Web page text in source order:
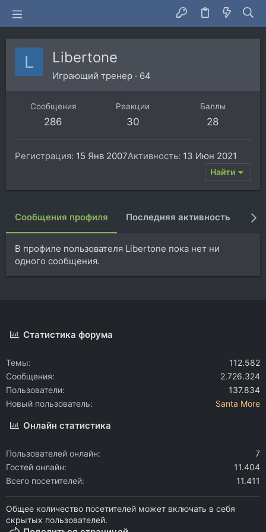
L Libertone
Играющий тренер · 64
Сообщения
286
Реакции
30
Баллы
28
Регистрация 15 Янв 2007Активность 13 Июн 2021
Найти
Сообщения профиля Последняя активность
В профиле пользователя Libertone пока нет ни
одного сообщения.
Статистика форума
Темы
112.582
Сообщения
2.726.324
Пользователи
137.834
Новый пользователь
Santa More
Онлайн статистика
Пользователей онлайн
7
Гостей онлайн
11.404
Всего посетителей
11.411
Общее количество посетителей может включать в себя
скрытых пользователей.